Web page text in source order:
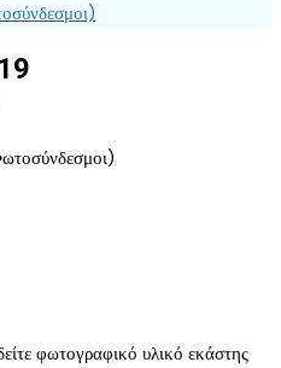
φωτογραφικό υλικό εκάστης